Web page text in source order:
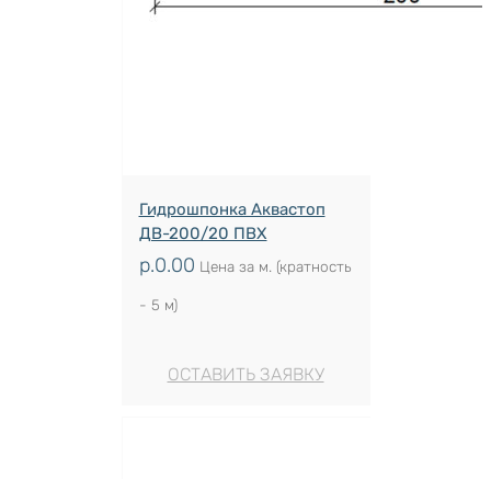
Гидрошпонка Аквастоп
ДВ-200/20 ПВХ
р.0.00 Цена за м. (кратность
- 5 м)
ОСТАВИТЬ ЗАЯВКУ